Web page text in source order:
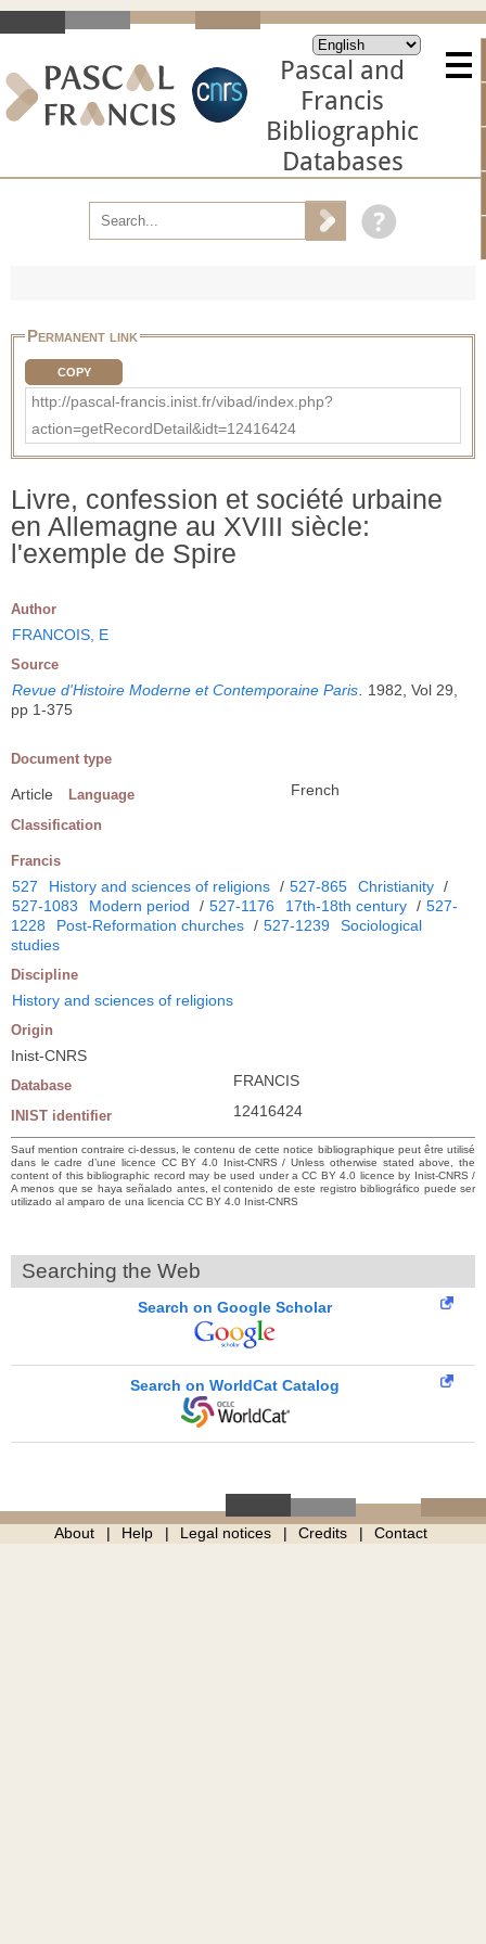
Pascal and
Francis
Bibliographic
Databases
Permanent link
COPY
http://pascal-francis.inist.fr/vibad/index.php?
action=getRecordDetail&idt=12416424
Livre, confession et société urbaine
en Allemagne au XVIII siècle:
l'exemple de Spire
Author
FRANCOIS, E
Source
Revue d'Histoire Moderne et Contemporaine Paris
1982, Vol 29,
pp 1-375
Document type
Article Language French
Classification
Francis
527 History and sciences of religions / 527-865 Christianity /
527-1083
Modern period / 527-1176 17th-18th century / 527-
1228
Post-Reformation churches / 527-1239
Sociological
studies
Discipline
History and sciences of religions
Origin
Inist-CNRS
Database FRANCIS
INIST identifier 12416424
Sauf mention contraire ci-dessus, le contenu de cette notice bibliographique peut être utilisé
dans le cadre d’une licence CC BY 4.0 Inist-CNRS / Unless otherwise stated above, the
content of this bibliographic record may be used under a CC BY 4.0 licence by Inist-CNRS /
A menos que se haya señalado antes, el contenido de este registro bibliográfico puede ser
utilizado al amparo de una licencia CC BY 4.0 Inist-CNRS
Searching the Web
Search on Google Scholar
Search on WorldCat Catalog
About Help Legal notices Credits Contact